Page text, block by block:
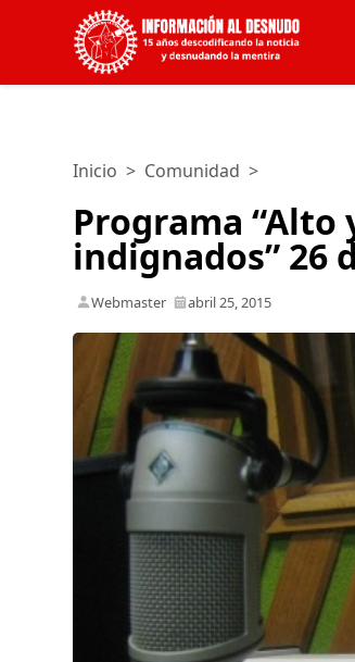
Inicio > Comunidad >
Programa “Alto
indignados” 26
Webmaster abril 25, 2015